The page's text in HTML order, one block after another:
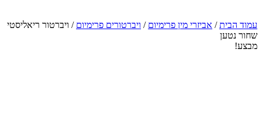
עמוד הבית/ אביזרי מין פרימיום / ויברטורים פרימיום / ויברטור ריאליסטי
שחור נטען
מבצע!